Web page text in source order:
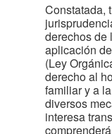
Constatada,
derechos de
aplicación
(Ley
derecho al
familiar y a
diversos
interesa